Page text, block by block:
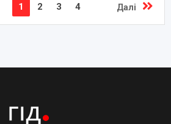
1 2 3 4 Далі